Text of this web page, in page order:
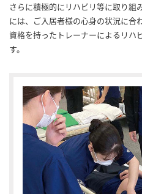
さらに積極的にリハビリ等に取り組
には、ご入居者様の心身の状況に合
資格を持ったトレーナーによるリハ
す。